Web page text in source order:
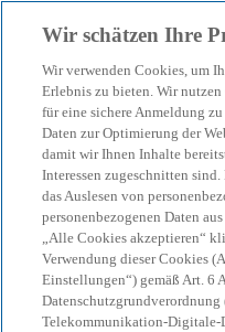
menu search
Wir schätzen Ihre
Wir verwenden Cookies, um
Erlebnis zu bieten. Wir
für eine sichere Anmeldung
Daten zur Optimierung der
damit wir Ihnen Inhalte
Interessen zugeschnitten
das Auslesen von
personenbezogenen Daten
„Alle Cookies akzeptieren“
Verwendung dieser Cookies
Einstellungen“) gemäß Art. 6
Datenschutzgrundverordnung
Telekommunikation-Digitale-